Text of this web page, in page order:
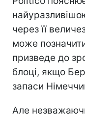
через її
може
призведе до
блоці, якщо
запаси
Але